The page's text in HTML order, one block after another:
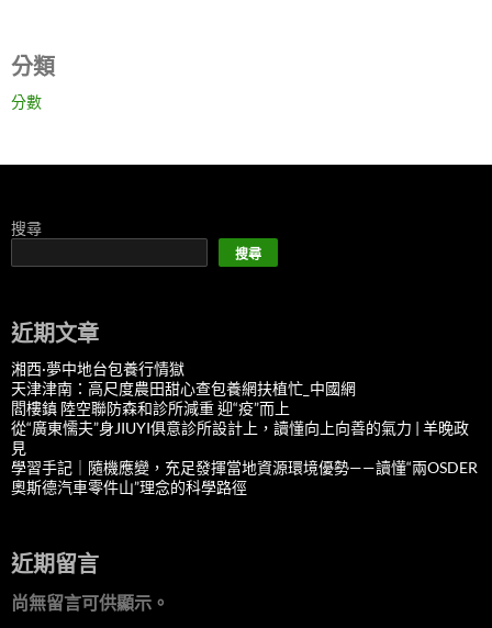
分類
分數
搜尋
搜尋
近期文章
湘西·夢中地台包養行情獄
天津津南：高尺度農田甜心查包養網扶植忙_中國網
閻樓鎮 陸空聯防森和診所減重 迎“疫”而上
從“廣東懦夫”身JIUYI俱意診所設計上，讀懂向上向善的氣力 | 羊晚政
見
學習手記｜隨機應變，充足發揮當地資源環境優勢——讀懂“兩OSDER
奧斯德汽車零件山”理念的科學路徑
近期留言
尚無留言可供顯示。